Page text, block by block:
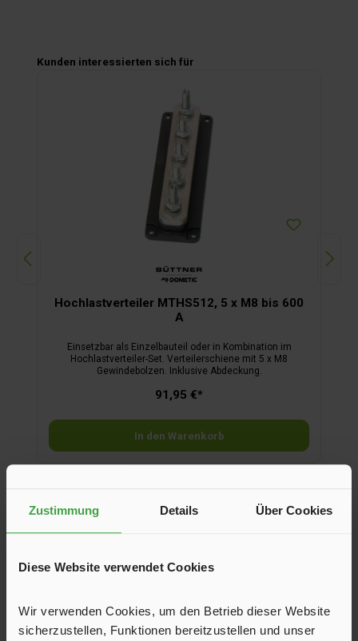
Zustimmung Details Über Cookies
Diese Website verwendet Cookies
Wir verwenden Cookies, um den Betrieb dieser Website
sicherzustellen, Funktionen bereitzustellen und unser
Produktgalerie überspringen
Kunden interessierten sich für
Hochlastverteiler MTHS512, 5 x M8 bis 600
A
Einsetzbar als Einzelbauteil oder in Kombination im
Hochlastverteiler-Set. Verteilerschiene mit 5 x M8
Gewindebolzen. Inklusive Abdeckung.
91,95 €*
In den Warenkorb